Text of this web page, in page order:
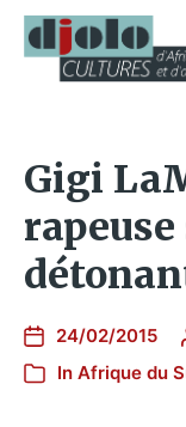
Gigi
24/02/2015
In Afrique du